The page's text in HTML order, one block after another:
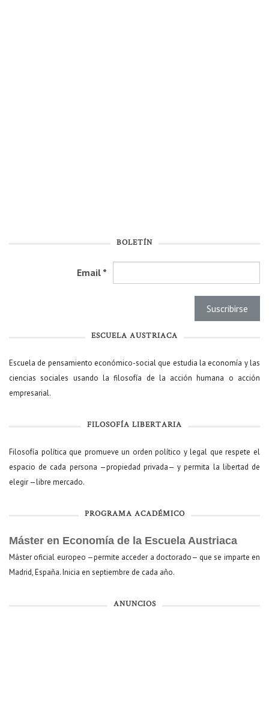
BOLETÍN
Email *
ESCUELA AUSTRIACA
Escuela de pensamiento económico-social que estudia la economía y las
ciencias sociales usando la filosofía de la acción humana o acción
empresarial.
FILOSOFÍA LIBERTARIA
Filosofía política que promueve un orden político y legal que respete el
espacio de cada persona —propiedad privada— y permita la libertad de
elegir —libre mercado.
PROGRAMA ACADÉMICO
Máster en Economía de la Escuela Austriaca
Máster oficial europeo —permite acceder a doctorado— que se imparte en
Madrid, España. Inicia en septiembre de cada año.
ANUNCIOS